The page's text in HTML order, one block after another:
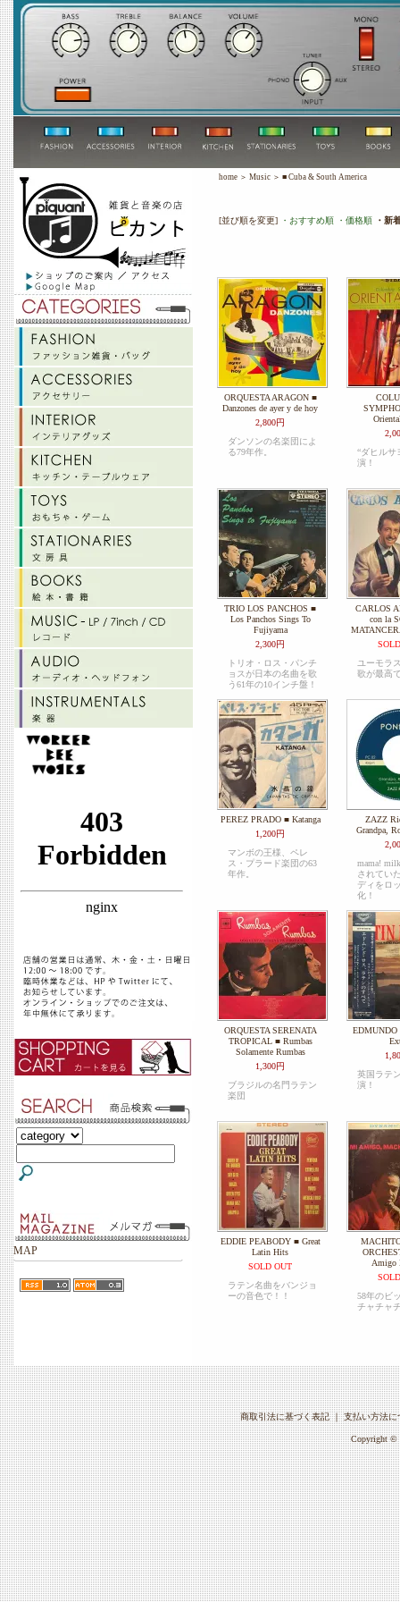
MAP
home ＞ Music ＞ ■ Cuba & South America
[並び順を変更] ・おすすめ順 ・価格順 ・新
ORQUESTA ARAGON ■
Danzones de ayer y de hoy
2,800円
ダンソンの名楽団によ
る79年作。
“ダヒルサ
演！
TRIO LOS PANCHOS ■
Los Panchos Sings To
Fujiyama
2,300円
トリオ・ロス・パンチ
ョスが日本の名曲を歌
う61年の10インチ盤！
CARLOS
con la
ユーモラ
歌が最高
PEREZ PRADO ■ Katanga
1,200円
マンボの王様、ペレ
ス・プラード楽団の63
年作。
ZAZZ
Grandpa,
mama!
されてい
ディをロ
化！
ORQUESTA SERENATA
TROPICAL ■ Rumbas
Solamente Rumbas
1,300円
ブラジルの名門ラテン
楽団
EDMUNDO
英国ラテ
演！
EDDIE PEABODY ■ Great
Latin Hits
SOLD OUT
ラテン名曲をバンジョ
ーの音色で！！
Amigo
58年のビ
チャチャ
商取引法に基づく表記｜支払い方法に
Copyright ©